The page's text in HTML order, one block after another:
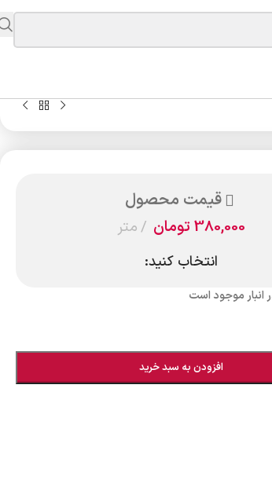
قیمت محصول
380,000تومان متر
انتخاب کنید:
افزودن به سبد خرید